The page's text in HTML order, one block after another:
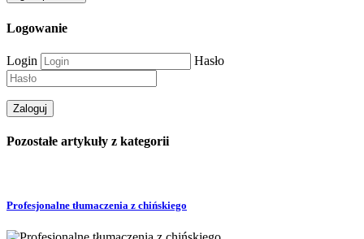
Logowanie
Login Hasło
Pozostałe artykuły z kategorii
Profesjonalne tłumaczenia z chińskiego